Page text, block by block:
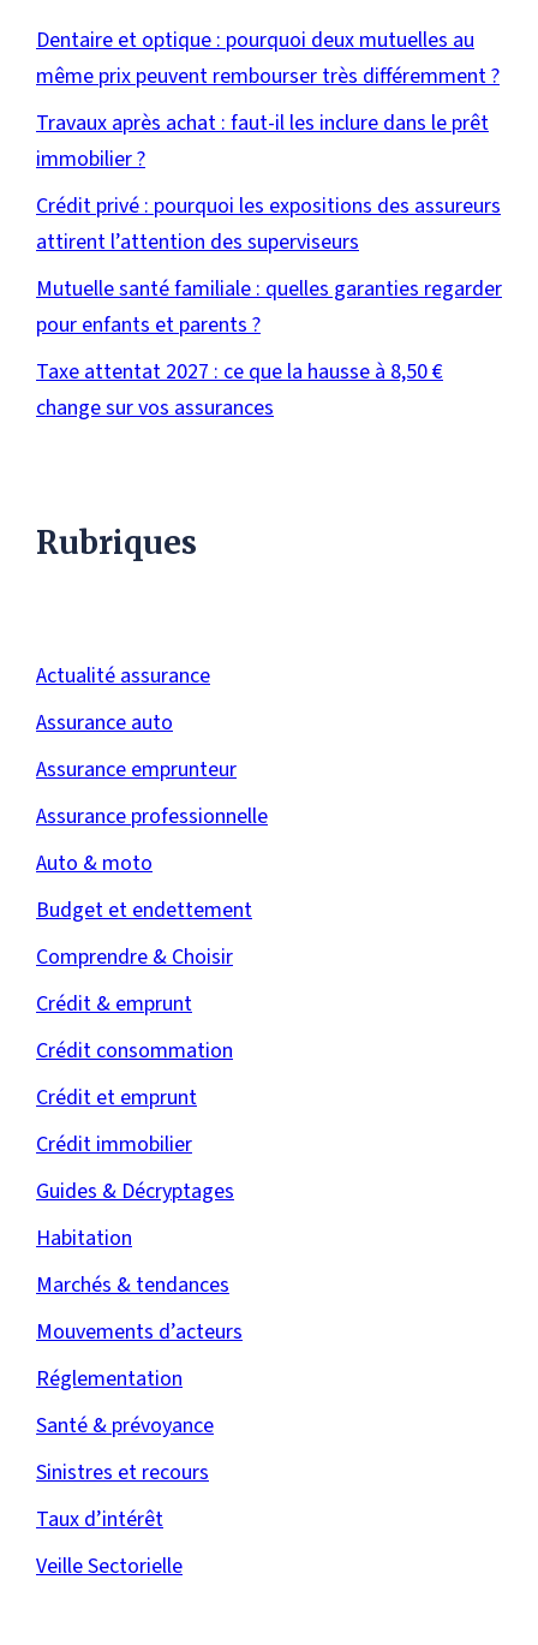
Dentaire et optique : pourquoi deux mutuelles au
même prix peuvent rembourser très différemment ?
Travaux après achat : faut-il les inclure dans le prêt
immobilier ?
Crédit privé : pourquoi les expositions des assureurs
attirent l’attention des superviseurs
Mutuelle santé familiale : quelles garanties regarder
pour enfants et parents ?
Taxe attentat 2027 : ce que la hausse à 8,50 €
change sur vos assurances
Rubriques
Actualité assurance
Assurance auto
Assurance emprunteur
Assurance professionnelle
Auto & moto
Budget et endettement
Comprendre & Choisir
Crédit & emprunt
Crédit consommation
Crédit et emprunt
Crédit immobilier
Guides & Décryptages
Habitation
Marchés & tendances
Mouvements d’acteurs
Réglementation
Santé & prévoyance
Sinistres et recours
Taux d’intérêt
Veille Sectorielle